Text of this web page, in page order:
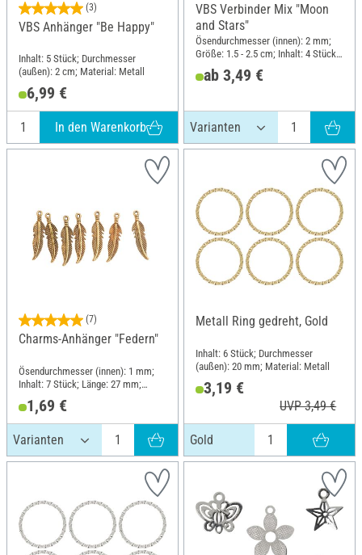
(3)
VBS Anhänger "Be Happy"
Inhalt: 5 Stück; Durchmesser
(außen): 2 cm; Material: Metall
6,99 €
In den Warenkorb
VBS Verbinder Mix "Moon
and Stars"
Ösendurchmesser (innen): 2 mm;
Größe: 1.5 - 2.5 cm; Inhalt: 4 Stück;
Material: Metall
ab 3,49 €
(7)
Charms-Anhänger "Federn"
Ösendurchmesser (innen): 1 mm;
Inhalt: 7 Stück; Länge: 27 mm;
Breite: 7 mm; Stärke: 2 mm;
Material: Metall
1,69 €
Metall Ring gedreht, Gold
Inhalt: 6 Stück; Durchmesser
(außen): 20 mm; Material: Metall
3,19 €
UVP 3,49 €
Gold